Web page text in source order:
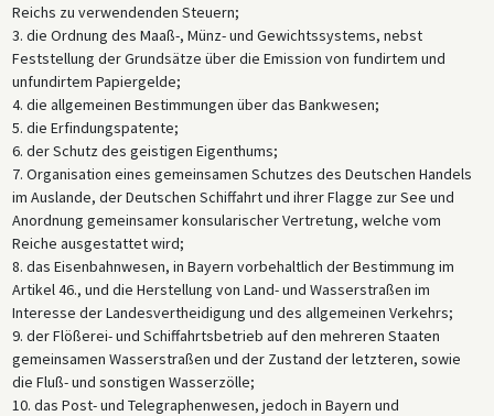
Reichs zu verwendenden Steuern;
3. die Ordnung des Maaß-, Münz- und Gewichtssystems, nebst
Feststellung der Grundsätze über die Emission von fundirtem und
unfundirtem Papiergelde;
4. die allgemeinen Bestimmungen über das Bankwesen;
5. die Erfindungspatente;
6. der Schutz des geistigen Eigenthums;
7. Organisation eines gemeinsamen Schutzes des Deutschen Handels
im Auslande, der Deutschen Schiffahrt und ihrer Flagge zur See und
Anordnung gemeinsamer konsularischer Vertretung, welche vom
Reiche ausgestattet wird;
8. das Eisenbahnwesen, in Bayern vorbehaltlich der Bestimmung im
Artikel 46., und die Herstellung von Land- und Wasserstraßen im
Interesse der Landesvertheidigung und des allgemeinen Verkehrs;
9. der Flößerei- und Schiffahrtsbetrieb auf den mehreren Staaten
gemeinsamen Wasserstraßen und der Zustand der letzteren, sowie
die Fluß- und sonstigen Wasserzölle;
10. das Post- und Telegraphenwesen, jedoch in Bayern und